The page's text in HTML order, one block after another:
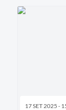
17 SET 2025 -